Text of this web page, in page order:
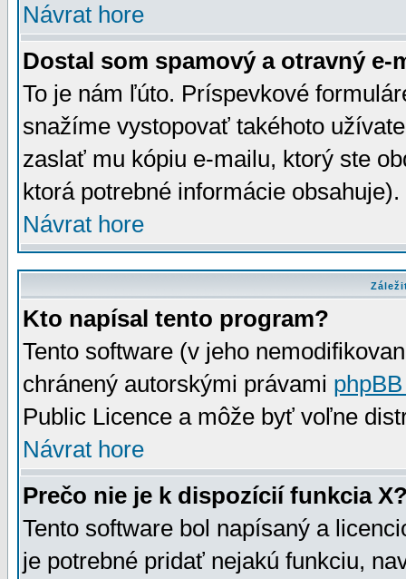
Návrat hore
Dostal som spamový a otravný e-
To je nám ľúto. Príspevkové
snažíme vystopovať takéhoto
zaslať mu kópiu e-mailu, ktorý ste
ktorá potrebné informácie
Návrat hore
Kto napísal tento program?
Tento software (v jeho
chránený autorskými právami
Public Licence a môže byť voľne
Návrat hore
Prečo nie je k dispozícií funkcia
Tento software bol napísaný a
je potrebné pridať nejakú funkciu,